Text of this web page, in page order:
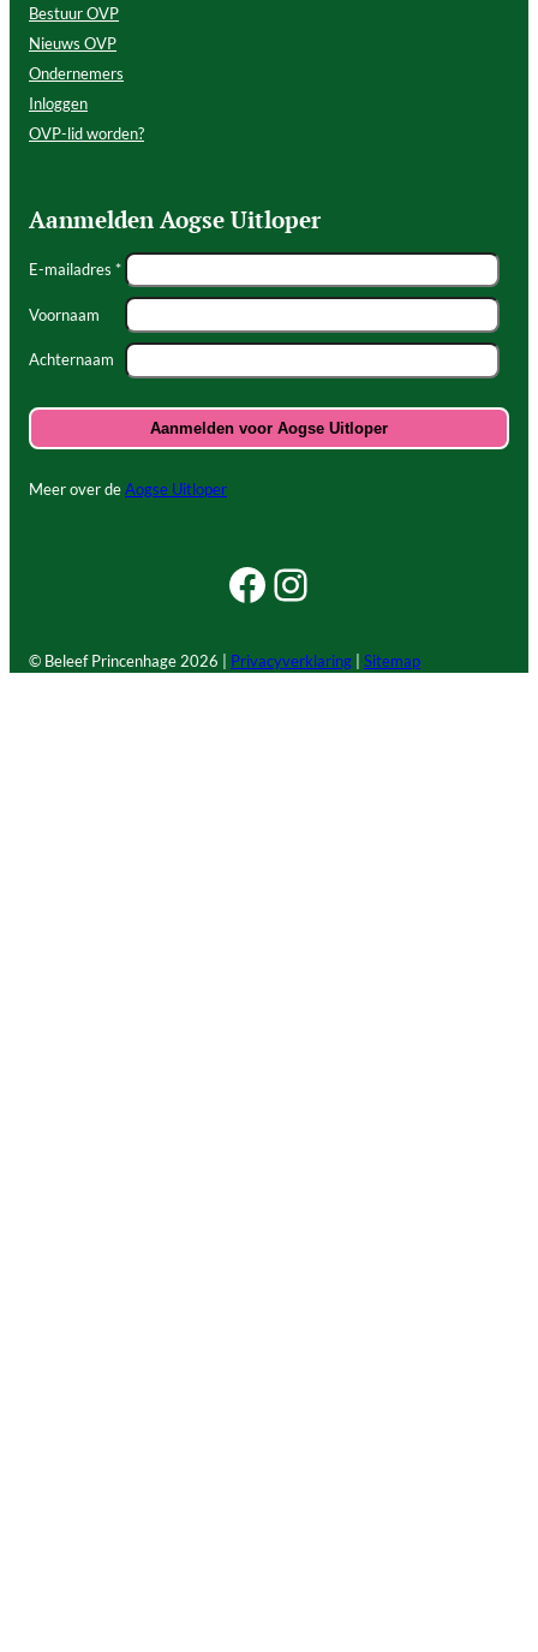
Bestuur OVP
Nieuws OVP
Ondernemers
Inloggen
OVP-lid worden?
Aanmelden Aogse Uitloper
E-mailadres *
Voornaam
Achternaam
Meer over deAogse Uitloper
Facebook Beleef Princenhage
Instagram Beleef Princenhage
© Beleef Princenhage2026 | Privacyverklaring Sitemap